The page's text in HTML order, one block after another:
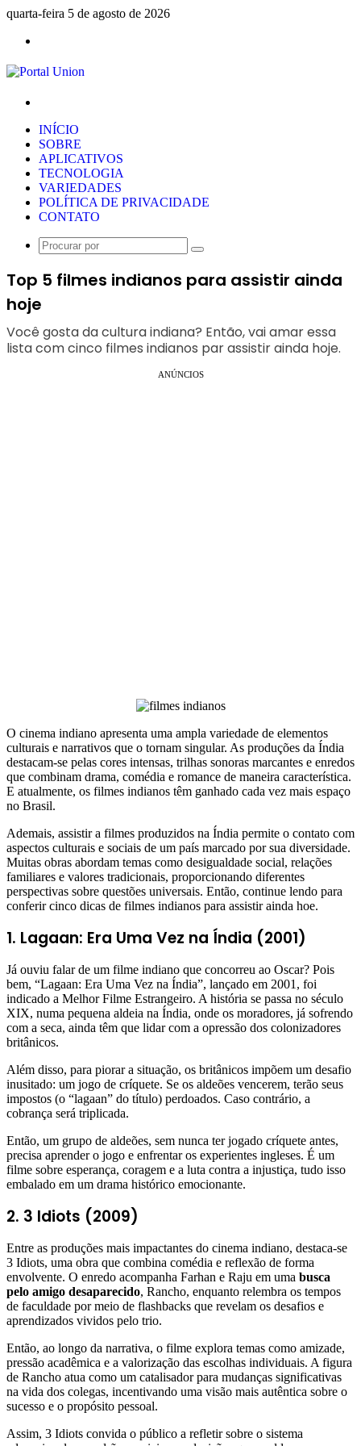
quarta-feira 5 de agosto de 2026
INÍCIO
SOBRE
APLICATIVOS
TECNOLOGIA
VARIEDADES
POLÍTICA DE PRIVACIDADE
CONTATO
Procurar
Top 5 filmes indianos para assistir ainda
hoje
Você gosta da cultura indiana? Então, vai amar essa
lista com cinco filmes indianos par assistir ainda hoje.
ANÚNCIOS
O cinema indiano apresenta uma ampla variedade de elementos
culturais e narrativos que o tornam singular. As produções da Índia
destacam-se pelas cores intensas, trilhas sonoras marcantes e enredos
que combinam drama, comédia e romance de maneira característica.
E atualmente, os filmes indianos têm ganhado cada vez mais espaço
no Brasil.
Ademais, assistir a filmes produzidos na Índia permite o contato com
aspectos culturais e sociais de um país marcado por sua diversidade.
Muitas obras abordam temas como desigualdade social, relações
familiares e valores tradicionais, proporcionando diferentes
perspectivas sobre questões universais. Então, continue lendo para
conferir cinco dicas de filmes indianos para assistir ainda hoe.
1. Lagaan: Era Uma Vez na Índia (2001)
Já ouviu falar de um filme indiano que concorreu ao Oscar? Pois
bem, “Lagaan: Era Uma Vez na Índia”, lançado em 2001, foi
indicado a Melhor Filme Estrangeiro. A história se passa no século
XIX, numa pequena aldeia na Índia, onde os moradores, já sofrendo
com a seca, ainda têm que lidar com a opressão dos colonizadores
britânicos.
Além disso, para piorar a situação, os britânicos impõem um desafio
inusitado: um jogo de críquete. Se os aldeões vencerem, terão seus
impostos (o “lagaan” do título) perdoados. Caso contrário, a
cobrança será triplicada.
Então, um grupo de aldeões, sem nunca ter jogado críquete antes,
precisa aprender o jogo e enfrentar os experientes ingleses. É um
filme sobre esperança, coragem e a luta contra a injustiça, tudo isso
embalado em um drama histórico emocionante.
2. 3 Idiots (2009)
Entre as produções mais impactantes do cinema indiano, destaca-se
3 Idiots, uma obra que combina comédia e reflexão de forma
envolvente. O enredo acompanha Farhan e Raju em uma busca
pelo amigo desaparecido, Rancho, enquanto relembra os tempos
de faculdade por meio de flashbacks que revelam os desafios e
aprendizados vividos pelo trio.
Então, ao longo da narrativa, o filme explora temas como amizade,
pressão acadêmica e a valorização das escolhas individuais. A figura
de Rancho atua como um catalisador para mudanças significativas
na vida dos colegas, incentivando uma visão mais autêntica sobre o
sucesso e o propósito pessoal.
Assim, 3 Idiots convida o público a refletir sobre o sistema